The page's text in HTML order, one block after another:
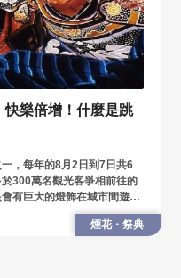
快樂倍增！什麼是跳
一，每年的8月2日到7日共6
300萬名觀光客爭相前往的
有巨大的燈飾在城市間遊
為「跳人」的舞者們在燈飾
煙花・祭典